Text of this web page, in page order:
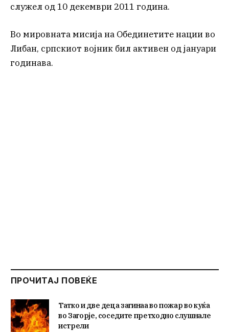
служел од 10 декември 2011 година.
Во мировната мисија на Обединетите нации во
Либан, српскиот војник бил активен од јануари
годинава.
ПРОЧИТАЈ ПОВЕЌЕ
Татко и две деца загинаа во пожар во куќа
во Загорје, соседите претходно слушнале
истрели